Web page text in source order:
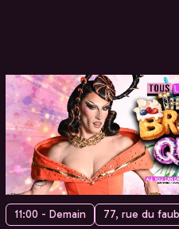
11:00 - Demain